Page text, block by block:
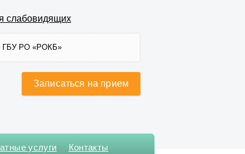
слабовидящих
ГБУ РО «РОКБ»
Записаться на прием
услуги Контакты